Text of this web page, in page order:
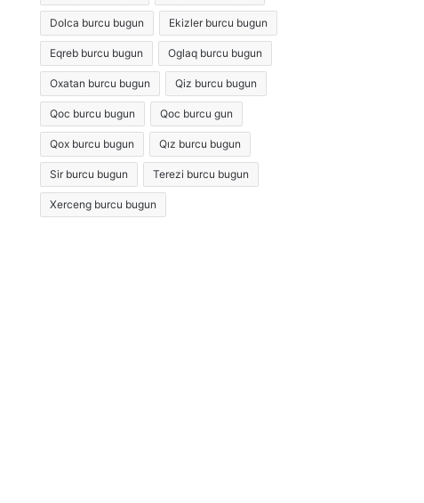
Dolca burcu bugun Ekizler burcu bugun
Eqreb burcu bugun Oglaq burcu bugun
Oxatan burcu bugun Qiz burcu bugun
Qoc burcu bugun Qoc burcu gun
Qox burcu bugun Qız burcu bugun
Sir burcu bugun Terezi burcu bugun
Xerceng burcu bugun